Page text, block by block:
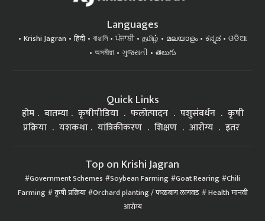
Languages
Krishi Jagran हिंदी বাঙালি ਪੰਜਾਬੀ தமிழ் മലയാളം ಕನ್ನಡ
ଓଡିଆ
অসমীয়া
ગુજરાતી తెలుగు
Quick Links
होम बातम्या कृषीपीडिया फलोत्पादन पशुसंवर्धन
कृषी
प्रक्रिया
यशकथा यांत्रिकीकरण शिक्षण आरोग्य इतर
Top on Krishi Jagran
Government Schemes Soybean Farming Goat Rearing Chili
Farming कृषी प्रक्रिया Orchard planting / फळबाग लागवड Health मानवी
आरोग्य